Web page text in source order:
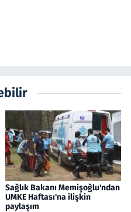
Sağlık Bakanı Memişoğlu'ndan
UMKE Haftası'na ilişkin
paylaşım